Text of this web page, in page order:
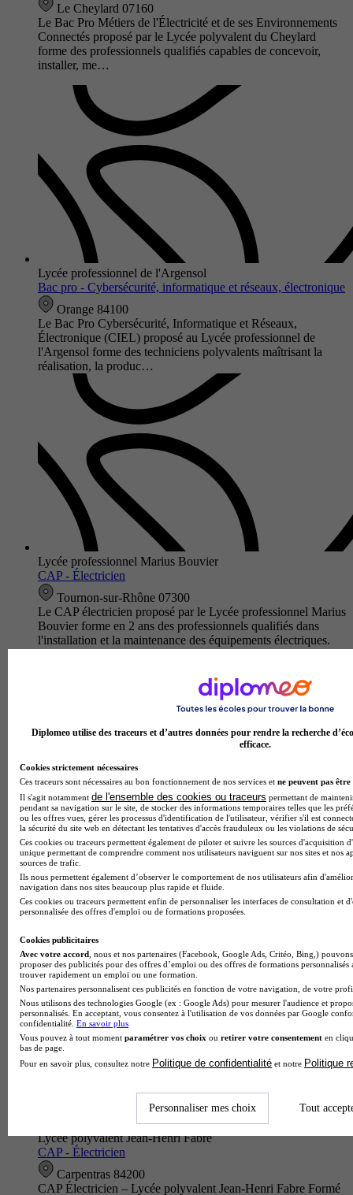
Le Cheylard 07160
Le Bac Pro Métiers de l'Électricité et de ses Environnements
Connectés proposé par le Lycée polyvalent du Cheylard
forme des professionnels qualifiés capables de concevoir,
installer, me…
Lycée professionnel de l'Argensol
Bac pro - Cybersécurité, informatique et réseaux, électronique
Orange 84100
Le Bac Pro Cybersécurité, Informatique et Réseaux,
Électronique (CIEL) proposé au Lycée professionnel de
l'Argensol forme des techniciens polyvalents maîtrisant la
réalisation, la produc…
Lycée professionnel Marius Bouvier
CAP - Électricien
Tournon-sur-Rhône 07300
Le CAP électricien proposé par le Lycée professionnel Marius
Bouvier forme en 2 ans des professionnels qualifiés dans
l'installation et la maintenance des équipements électriques.
Lycée polyvalent du Dauphiné
BTS - Électrotechnique
Romans-sur-Isère 26100
Le BTS électrotechnique du Lycée polyvalent du Dauphiné
forme des techniciens supérieurs spécialisés dans la
électriques de p…
Lycée polyvalent Jean-Henri Fabre
CAP - Électricien
Carpentras 84200
CAP Électricien – Lycée polyvalent Jean-Henri Fabre Formé
Diplomeo utilise des traceurs et d’autres données pour rendre la recherche
efficace.
Cookies strictement nécessaires
Ces traceurs sont nécessaires au bon fonctionnement de nos services et ne peuvent pas être
Il s'agit notamment de l'ensemble des cookies ou traceurs permettant de
pendant sa navigation sur le site, de stocker des informations temporaires telles que les
ou les offres vues, gérer les processus d'identification de l'utilisateur, vérifier s'il est
la sécurité du site web en détectant les tentatives d'accès frauduleux ou les violations de
Ces cookies ou traceurs permettent également de piloter et suivre les sources d'acquisition
unique permettant de comprendre comment nos utilisateurs naviguent sur nos sites et nos
sources de trafic.
Ils nous permettent également d’observer le comportement de nos utilisateurs afin
navigation dans nos sites beaucoup plus rapide et fluide.
Ces cookies ou traceurs permettent enfin de personnaliser les interfaces de consultation et
personnalisée des offres d'emploi ou de formations proposées.
Cookies publicitaires
Avec votre accord , nous et nos partenaires (Facebook, Google Ads, Critéo, Bing,)
proposer des publicités pour des offres d’emploi ou des offres de formations
trouver rapidement un emploi ou une formation.
Nos partenaires personnalisent ces publicités en fonction de votre navigation, de votre
Nous utilisons des technologies Google (ex : Google Ads) pour mesurer l'audience et
personnalisés. En acceptant, vous consentez à l'utilisation de vos données par Google
confidentialité. En savoir plus
Vous pouvez à tout moment paramétrer vos choix ou retirer votre consentement en
bas de page.
Pour en savoir plus, consultez notre Politique de confidentialité et notre Politique
Personnaliser mes choix Tout